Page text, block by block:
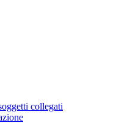
collegati